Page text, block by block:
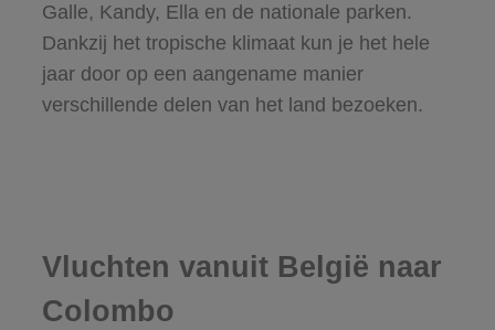
Galle, Kandy, Ella en de nationale parken.
Dankzij het tropische klimaat kun je het hele
jaar door op een aangename manier
verschillende delen van het land bezoeken.
Vluchten vanuit België naar
Colombo